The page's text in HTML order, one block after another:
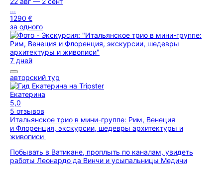
...
1290 €
за одного
7 дней
авторский тур
Екатерина
5,0
5 отзывов
Итальянское трио в мини-группе: Рим, Венеция
и Флоренция, экскурсии, шедевры архитектуры и
живописи
Побывать в Ватикане, проплыть по каналам, увидеть
работы Леонардо да Винчи и усыпальницы Медичи